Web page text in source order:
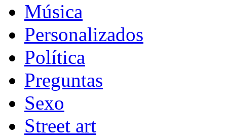
Música
Personalizados
Política
Preguntas
Sexo
Street art